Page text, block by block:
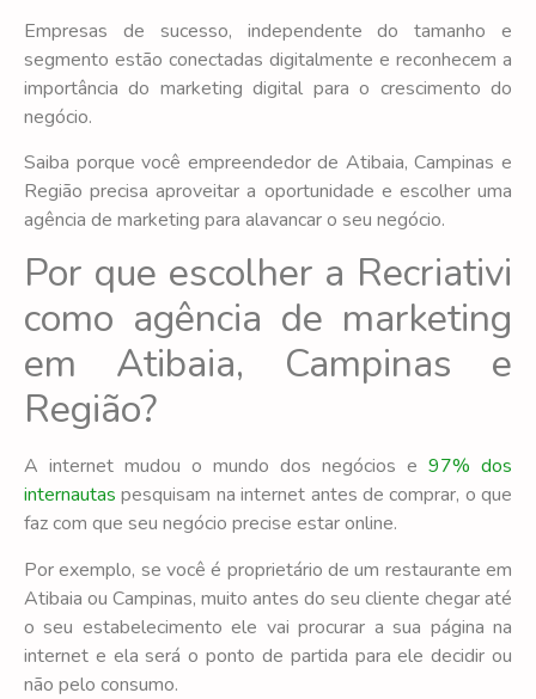
Empresas de sucesso, independente do tamanho e
segmento estão conectadas digitalmente e reconhecem a
importância do marketing digital para o crescimento do
negócio.
Saiba porque você empreendedor de Atibaia, Campinas e
Região precisa aproveitar a oportunidade e escolher uma
agência de marketing para alavancar o seu negócio.
Por que escolher a Recriativi
como agência de marketing
em Atibaia, Campinas e
Região?
A internet mudou o mundo dos negócios e 97% dos
internautas pesquisam na internet antes de comprar, o que
faz com que seu negócio precise estar online.
Por exemplo, se você é proprietário de um restaurante em
Atibaia ou Campinas, muito antes do seu cliente chegar até
o seu estabelecimento ele vai procurar a sua página na
internet e ela será o ponto de partida para ele decidir ou
não pelo consumo.